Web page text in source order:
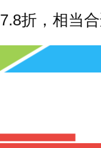
折，相当